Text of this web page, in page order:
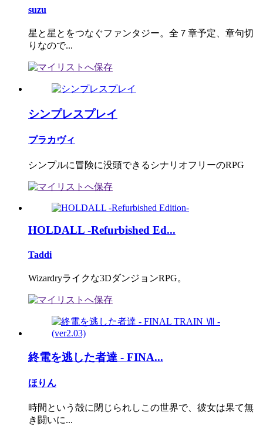
suzu
星と星とをつなぐファンタジー。全７章予定、章句切
りなので...
シンプレスプレイ
プラカヴィ
シンプルに冒険に没頭できるシナリオフリーのRPG
HOLDALL -Refurbished Ed...
Taddi
Wizardryライクな3DダンジョンRPG。
終電を逃した者達 - FINA...
ほりん
時間という殻に閉じられしこの世界で、彼女は果て無
き闘いに...